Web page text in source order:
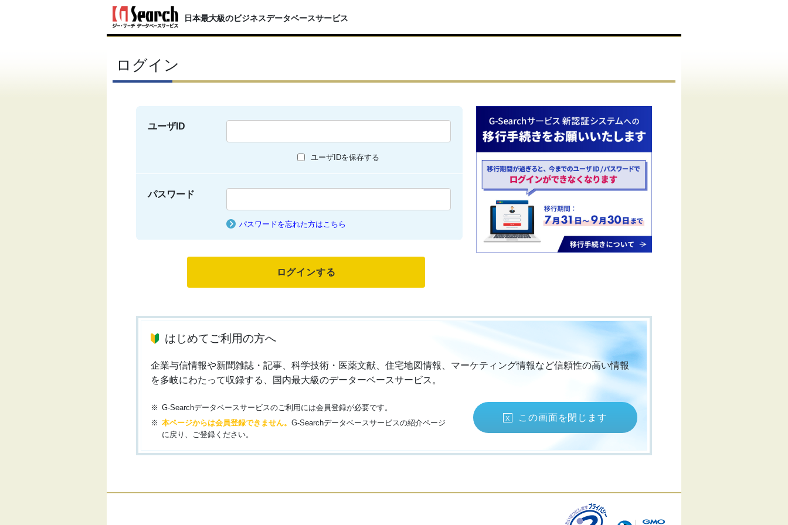
日本最大級のビジネスデータベースサービス
ログイン
ユーザID
ユーザIDを保存する
パスワード
パスワードを忘れた方はこちら
はじめてご利用の方へ
企業与信情報や新聞雑誌・記事、科学技術・医薬文献、住宅地図情報、マーケティング情報など信頼性の高い情報
を多岐にわたって収録する、国内最大級のデーターベースサービス。
G-Searchデータベースサービスのご利用には会員登録が必要です。
本ページからは会員登録できません。G-Searchデータベースサービスの紹介ページ
に戻り、ご登録ください。
この画面を閉じます